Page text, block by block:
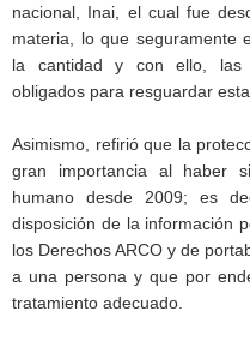
nacional, Inai, el cual fue
materia, lo que seguramente
la cantidad y con ello, las
obligados para resguardar
Asimismo, refirió que la
gran importancia al haber
humano desde 2009; es
disposición de la información
los Derechos ARCO y de
a una persona y que por
tratamiento adecuado.